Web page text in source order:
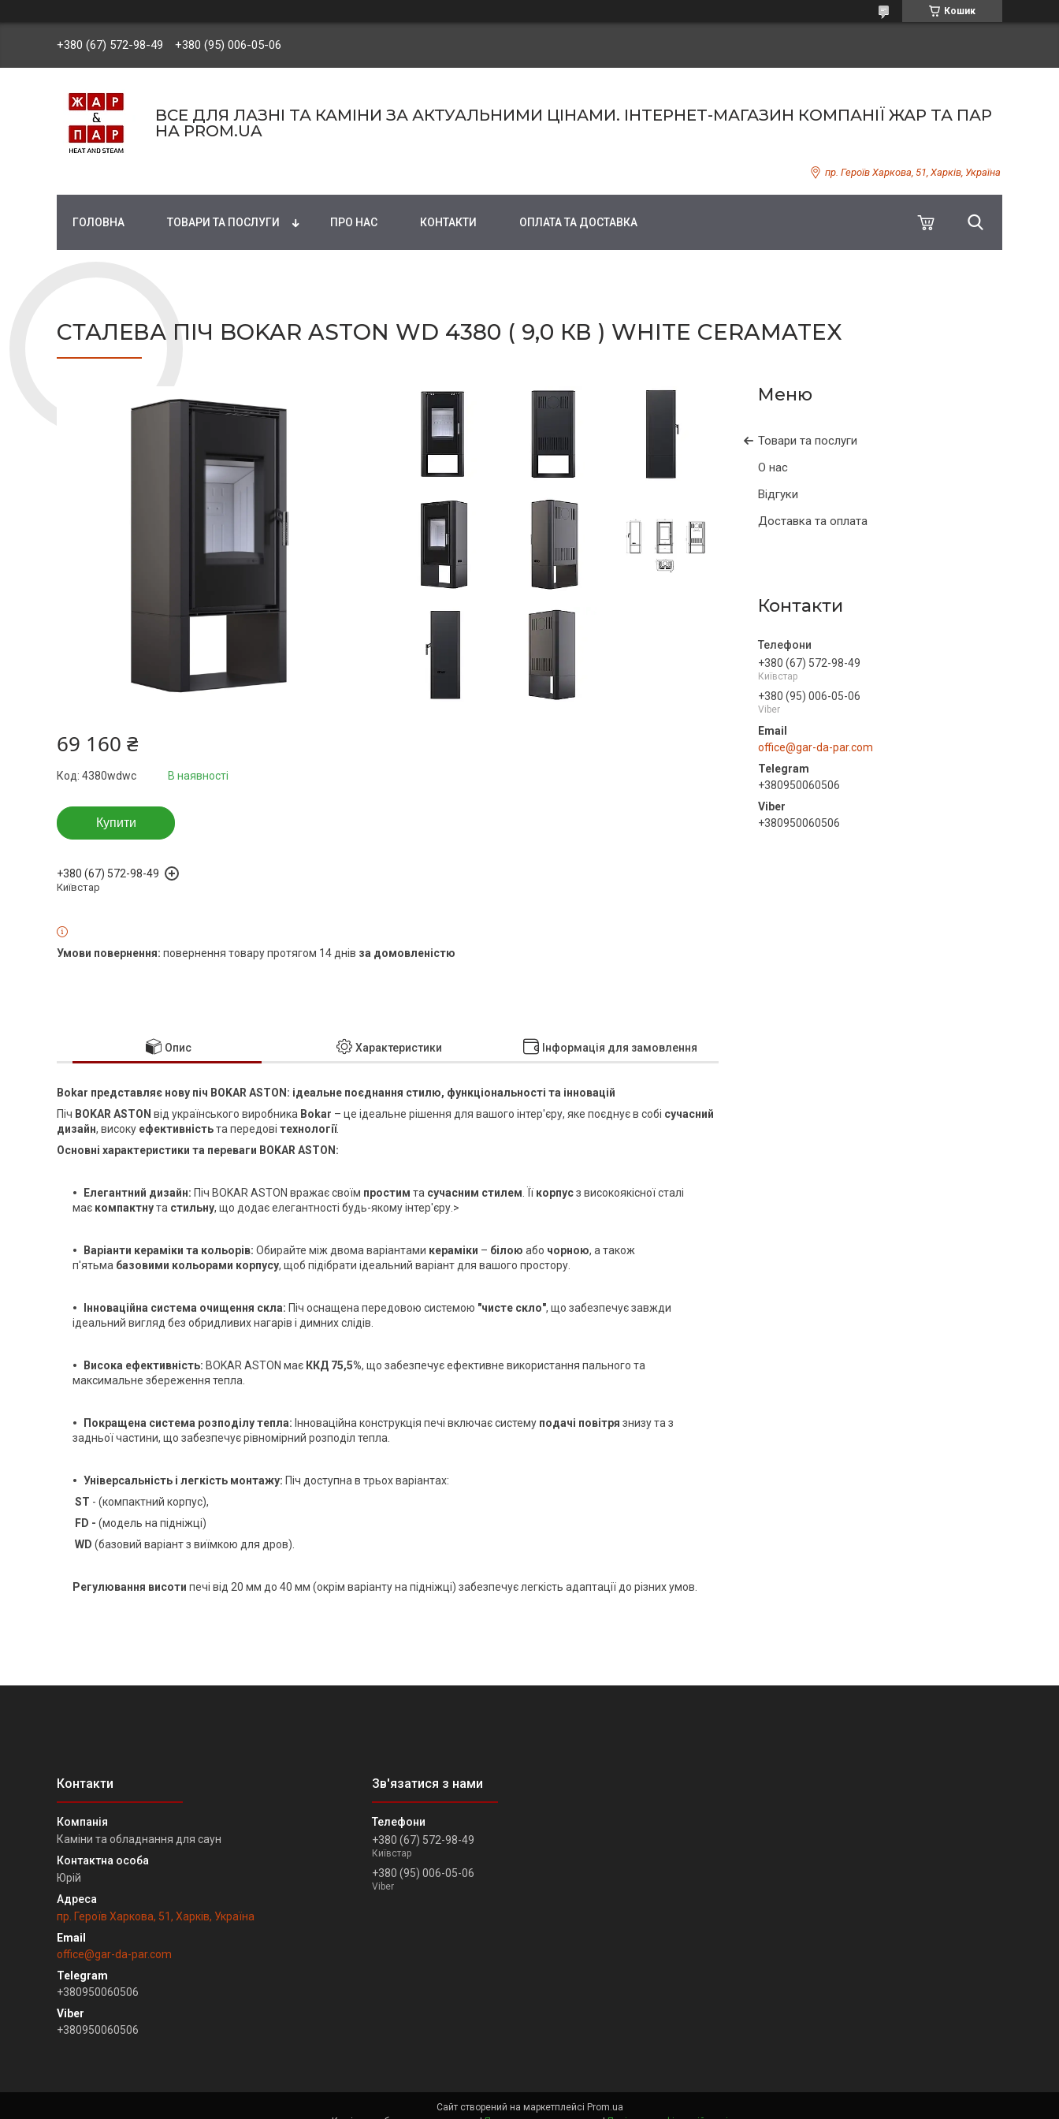
Кошик
+380 (67) 572-98-49 +380 (95) 006-05-06
ВСЕ ДЛЯ ЛАЗНІ ТА КАМІНИ ЗА АКТУАЛЬНИМИ ЦІНАМИ. ІНТЕРНЕТ-МАГАЗИН КОМПАНІЇ ЖАР ТА ПАР
НА PROM.UA
пр. Героїв Харкова, 51, Харків, Україна
ГОЛОВНА ТОВАРИ ТА ПОСЛУГИ ПРО НАС КОНТАКТИ ОПЛАТА ТА ДОСТАВКА
СТАЛЕВА ПІЧ BOKAR ASTON WD 4380 ( 9,0 КВ ) WHITE CERAMATEX
Товари та послуги
О нас
Відгуки
Доставка та оплата
Контакти
+380 (67) 572-98-49
Київстар
+380 (95) 006-05-06
Viber
office@gar-da-par.com
+380950060506
+380950060506
69 160 ₴
В наявності
Код: 4380wdwc
Купити
+380 (67) 572-98-49
Київстар
повернення товару протягом 14 днів за домовленістю
Опис Характеристики Інформація для замовлення
Bokar представляє нову піч BOKAR ASTON: ідеальне поєднання стилю, функціональності та інновацій
Піч BOKAR ASTON від українського виробника Bokar – це ідеальне рішення для вашого інтер'єру, яке поєднує в собі сучасний
дизайн, високу ефективністьта передові технології.
Основні характеристики та переваги BOKAR ASTON:
Елегантний дизайн: Піч BOKAR ASTON вражає своїм простим та сучасним стилем . Її корпусз високоякісної сталі
має компактнута стильну, що додає елегантності будь-якому інтер'єру.>
Варіанти кераміки та кольорів: Обирайте між двома варіантами кераміки – білою або чорною, а також
п'ятьма базовими кольорами корпусу, щоб підібрати ідеальний варіант для вашого простору.
Інноваційна система очищення скла: Піч оснащена передовою системою "чисте скло", що забезпечує завжди
ідеальний вигляд без обридливих нагарів і димних слідів.
Висока ефективність: BOKAR ASTON має ККД 75,5%, що забезпечує ефективне використання пального та
максимальне збереження тепла.
Покращена система розподілу тепла: Інноваційна конструкція печі включає систему подачі повітря знизу та з
задньої частини, що забезпечує рівномірний розподіл тепла.
Універсальність і легкість монтажу: Піч доступна в трьох варіантах:
ST - (компактний корпус),
FD - (модель на підніжці)
WD (базовий варіант з виїмкою для дров).
Регулювання висоти печі від 20 мм до 40 мм (окрім варіанту на підніжці) забезпечує легкість адаптації до різних умов.
Каміни та обладнання для саун
Юрій
пр. Героїв Харкова, 51, Харків, Україна
office@gar-da-par.com
+380950060506
+380950060506
+380 (67) 572-98-49
Київстар
+380 (95) 006-05-06
Viber
Сайт створений на маркетплейсі Prom.ua